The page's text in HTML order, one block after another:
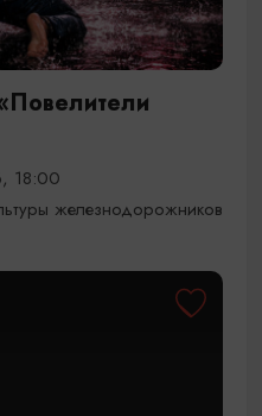
18:00
железнодорожников